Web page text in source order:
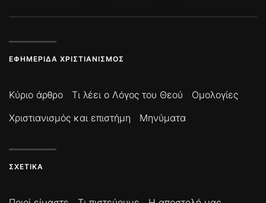
ΕΦΗΜΕΡΊΔΑ ΧΡΙΣΤΙΑΝΙΣΜΌΣ
Κύριο άρθρο Τι λέει ο Λόγος του Θεού
Ομολογίες
Χριστιανισμός και επιστήμη
Μηνύματα
ΣΧΕΤΙΚΆ